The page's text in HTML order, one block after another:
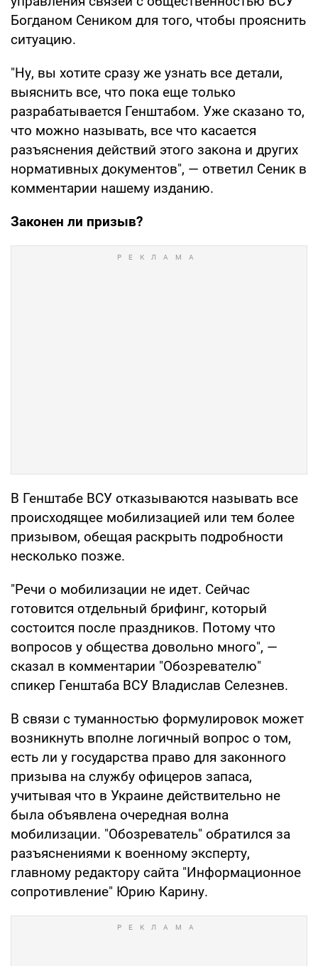
Богданом Сеником для того, чтобы прояснить
ситуацию.
"Ну, вы хотите сразу же узнать все детали,
выяснить все, что пока еще только
разрабатывается Генштабом. Уже сказано то,
что можно называть, все что касается
разъяснения действий этого закона и других
нормативных документов", — ответил Сеник в
комментарии нашему изданию.
Законен ли призыв?
В Генштабе ВСУ отказываются называть все
происходящее мобилизацией или тем более
призывом, обещая раскрыть подробности
несколько позже.
"Речи о мобилизации не идет. Сейчас
готовится отдельный брифинг, который
состоится после праздников. Потому что
вопросов у общества довольно много", —
сказал в комментарии "Обозревателю"
спикер Генштаба ВСУ Владислав Селезнев.
В связи с туманностью формулировок может
возникнуть вполне логичный вопрос о том,
есть ли у государства право для законного
призыва на службу офицеров запаса,
учитывая что в Украине действительно не
была объявлена очередная волна
мобилизации. "Обозреватель" обратился за
разъяснениями к военному эксперту,
главному редактору сайта "Информационное
сопротивление" Юрию Карину.